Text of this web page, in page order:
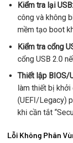
Kiểm tra lại USB:
công và không
mềm tạo boot
Kiểm tra cổng
cổng USB 2.0
Thiết lập BIOS/
làm thiết bị
(UEFI/Legacy)
khi cần tắt
Lỗi Không Phân